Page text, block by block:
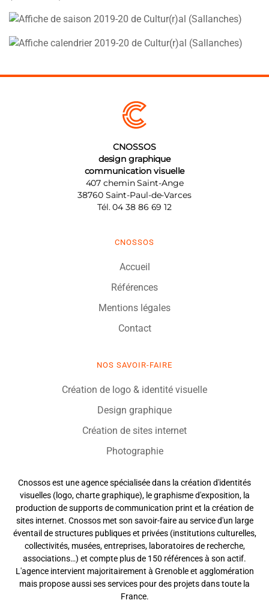
CNOSSOS
design graphique
communication visuelle
407 chemin Saint-Ange
38760 Saint-Paul-de-Varces
Tél.04 38 86 69 12
CNOSSOS
Accueil
Références
Mentions légales
Contact
NOS SAVOIR-FAIRE
Création de logo & identité visuelle
Design graphique
Création de sites internet
Photographie
Cnossos est une agence spécialisée dans la création d'identités
visuelles (logo, charte graphique), le graphisme d'exposition, la
production de supports de communication print et la création de
sites internet. Cnossos met son savoir-faire au service d'un large
éventail de structures publiques et privées (institutions culturelles,
collectivités, musées, entreprises, laboratoires de recherche,
associations…) et compte plus de 150 références à son actif.
L'agence intervient majoritairement à Grenoble et agglomération
mais propose aussi ses services pour des projets dans toute la
France.